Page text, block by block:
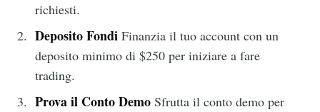
richiesti.
Deposito FondiFinanzia il tuo account con un
deposito minimo di $250 per iniziare a fare
trading.
Prova il Conto DemoSfrutta il conto demo per